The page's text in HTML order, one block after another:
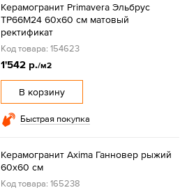
Керамогранит Primavera Эльбрус
TP66M24 60х60 см матовый
ректификат
Код товара: 154623
1'542 р./м2
В корзину
Быстрая покупка
Керамогранит Axima Ганновер рыжий
60x60 см
Код товара: 165238